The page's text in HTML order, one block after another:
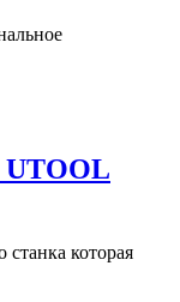
UTOOL
которая